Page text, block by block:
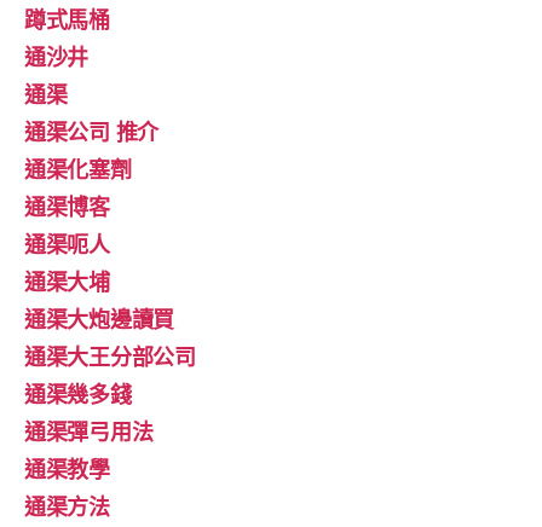
蹲式馬桶
通沙井
通渠
通渠公司 推介
通渠化塞劑
通渠博客
通渠呃人
通渠大埔
通渠大炮邊讀買
通渠大王分部公司
通渠幾多錢
通渠彈弓用法
通渠教學
通渠方法